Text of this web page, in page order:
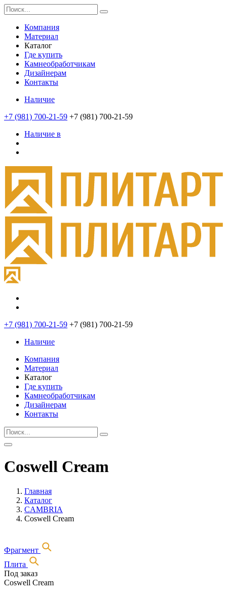
Компания
Материал
Каталог
Где купить
Камнеобработчикам
Дизайнерам
Контакты
Наличие
+7 (981) 700-21-59 +7 (981) 700-21-59
Наличие в
+7 (981) 700-21-59 +7 (981) 700-21-59
Наличие
Компания
Материал
Каталог
Где купить
Камнеобработчикам
Дизайнерам
Контакты
Coswell Cream
Главная
Каталог
CAMBRIA
Coswell Cream
Фрагмент
Плита
Под заказ
Coswell Cream